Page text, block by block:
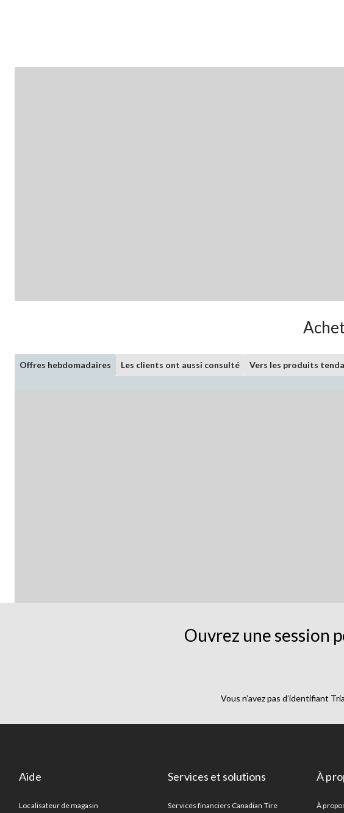
Offres hebdomadaires Les clients ont aussi consulté Vers les produits
Ouvrez une session
Vous n’avez pas d’identifiant
Aide
Localisateur de magasin
Services et solutions
Services financiers Canadian Tire
À
À